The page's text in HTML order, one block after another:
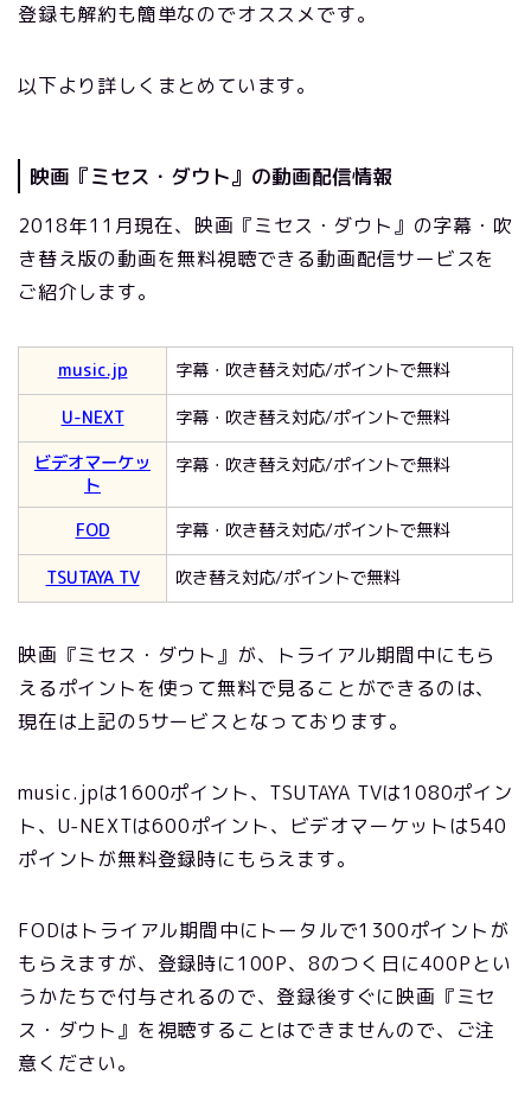
登録も解約も簡単なのでオススメです。
以下より詳しくまとめています。
映画『ミセス・ダウト』の動画配信情報
2018年11月現在、映画『ミセス・ダウト』の字幕・吹
き替え版の動画を無料視聴できる動画配信サービスを
ご紹介します。
music.jp
字幕・吹き替え対応/ポイントで無料
U-NEXT
字幕・吹き替え対応/ポイントで無料
ビデオマーケッ
ト
字幕・吹き替え対応/ポイントで無料
FOD
字幕・吹き替え対応/ポイントで無料
TSUTAYA TV
吹き替え対応/ポイントで無料
映画『ミセス・ダウト』が、トライアル期間中にもら
えるポイントを使って無料で見ることができるのは、
現在は上記の5サービスとなっております。
music.jpは1600ポイント、TSUTAYA TVは1080ポイン
ト、U-NEXTは600ポイント、ビデオマーケットは540
ポイントが無料登録時にもらえます。
FODはトライアル期間中にトータルで1300ポイントが
もらえますが、登録時に100P、8のつく日に400Pとい
うかたちで付与されるので、登録後すぐに映画『ミセ
ス・ダウト』を視聴することはできませんので、ご注
意ください。